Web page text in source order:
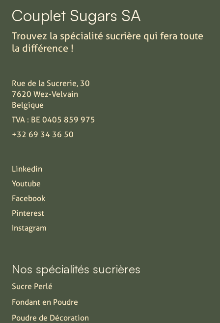
Couplet Sugars SA
Trouvez la spécialité sucrière qui fera toute
la différence !
Rue de la Sucrerie, 30
7620 Wez-Velvain
Belgique
TVA : BE 0405 859 975
+32 69 34 36 50
Linkedin
Youtube
Facebook
Pinterest
Instagram
Nos spécialités sucrières
Sucre Perlé
Fondant en Poudre
Poudre de Décoration